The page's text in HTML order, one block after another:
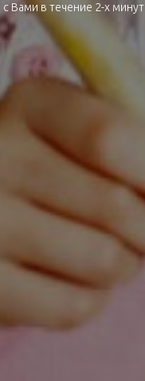
Вами в течение 2-х минут